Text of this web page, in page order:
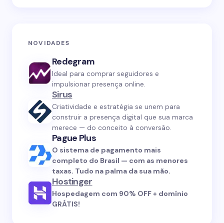
NOVIDADES
Redegram
Ideal para comprar seguidores e
impulsionar presença online.
Sirus
Criatividade e estratégia se unem para
construir a presença digital que sua marca
merece — do conceito à conversão.
Pague Plus
O sistema de pagamento mais
completo do Brasil — com as menores
taxas. Tudo na palma da sua mão.
Hostinger
Hospedagem com 90% OFF + domínio
GRÁTIS!